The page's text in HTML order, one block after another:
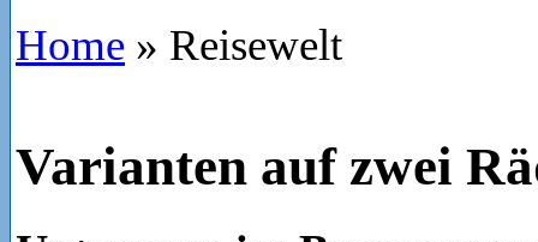
Home » Reisewelt
Varianten auf zwei